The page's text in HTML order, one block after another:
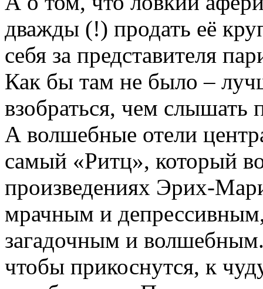
дважды (!) продать её
себя за представителя
Как бы там не было –
взобраться, чем слышать
А волшебные отели
самый «Ритц», который
произведениях Эрих-
мрачным и
загадочным и
чтобы прикоснутся, к